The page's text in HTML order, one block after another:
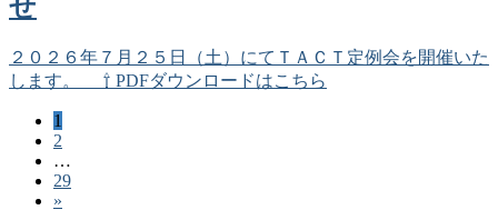
せ
２０２６年７月２５日（土）にてＴＡＣＴ定例会を開催いた
します。 ⇧ PDFダウンロードはこちら
ペ
ー
ジ
1
ペ
ー
ジ
2
…
ペ
ー
29
»